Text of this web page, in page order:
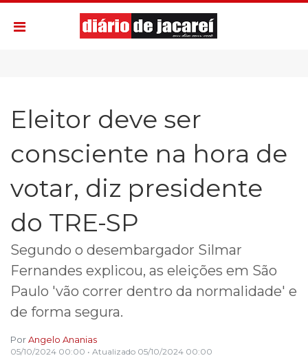
Eleitor deve ser
consciente na hora de
votar, diz presidente
do TRE-SP
Segundo o desembargador Silmar
Fernandes explicou, as eleições em São
Paulo 'vão correr dentro da normalidade' e
de forma segura.
PorAngelo Ananias
05/10/2024 00:00 • Atualizado 05/10/2024 00:00